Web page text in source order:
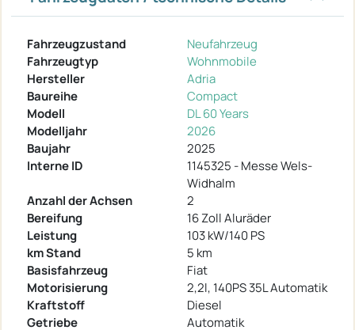
Fahrzeugzustand
Neufahrzeug
Fahrzeugtyp
Wohnmobile
Hersteller
Adria
Baureihe
Compact
Modell
DL 60 Years
Modelljahr
2026
Baujahr
2025
Interne ID
1145325 - Messe Wels-
Widhalm
Anzahl der Achsen
2
Bereifung
16 Zoll Aluräder
Leistung
103 kW/140 PS
km Stand
5 km
Basisfahrzeug
Fiat
Motorisierung
2,2l, 140PS 35L Automatik
Kraftstoff
Diesel
Getriebe
Automatik